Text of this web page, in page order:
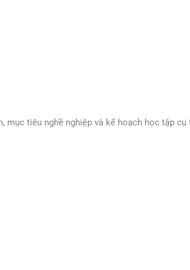
mục tiêu nghề nghiệp và kế hoạch học tập cụ